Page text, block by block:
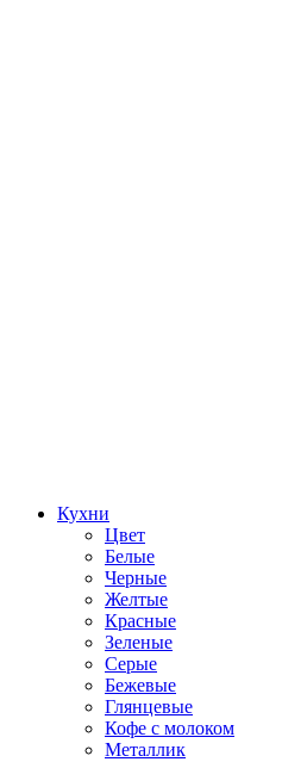
Кухни
Цвет
Белые
Черные
Желтые
Красные
Зеленые
Серые
Бежевые
Глянцевые
Кофе с молоком
Металлик